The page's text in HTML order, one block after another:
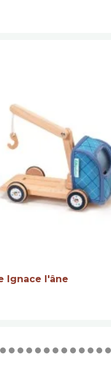
Ignace l'âne